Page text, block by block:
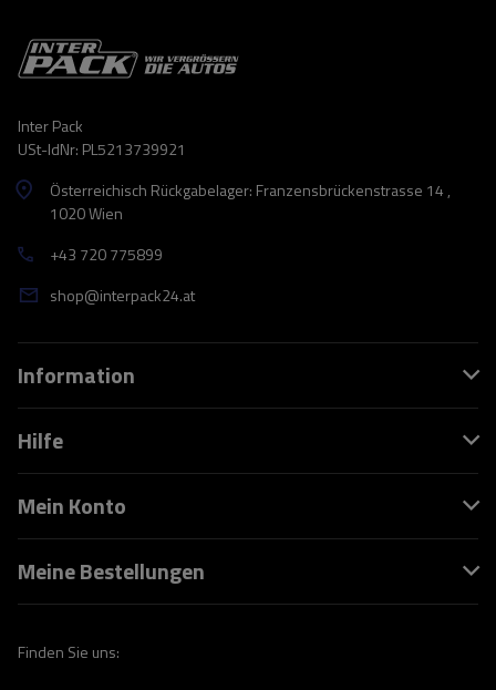
Inter Pack
USt-IdNr: PL5213739921
Österreichisch Rückgabelager: Franzensbrückenstrasse 14 ,
1020 Wien
+43 720 775899
shop@interpack24.at
Information
Hilfe
Mein Konto
Meine Bestellungen
Finden Sie uns: